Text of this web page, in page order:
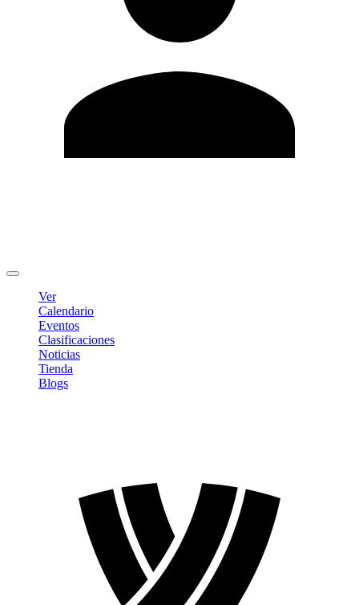
Ver
Calendario
Eventos
Clasificaciones
Noticias
Tienda
Blogs